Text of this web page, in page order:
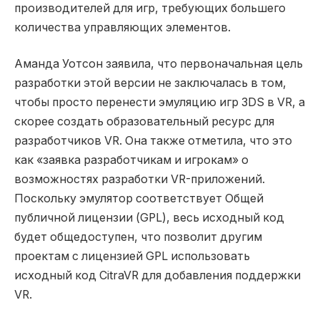
производителей для игр, требующих большего
количества управляющих элементов.
Аманда Уотсон заявила, что первоначальная цель
разработки этой версии не заключалась в том,
чтобы просто перенести эмуляцию игр 3DS в VR, а
скорее создать образовательный ресурс для
разработчиков VR. Она также отметила, что это
как «заявка разработчикам и игрокам» о
возможностях разработки VR-приложений.
Поскольку эмулятор соответствует Общей
публичной лицензии (GPL), весь исходный код
будет общедоступен, что позволит другим
проектам с лицензией GPL использовать
исходный код CitraVR для добавления поддержки
VR.